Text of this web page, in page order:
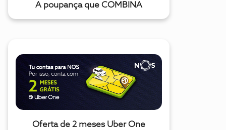
A poupança que COMBINA
Oferta de 2 meses Uber One